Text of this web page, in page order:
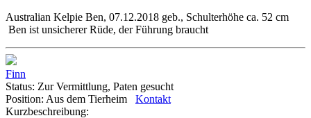
Australian Kelpie Ben, 07.12.2018 geb., Schulterhöhe ca. 52 cm
Ben ist unsicherer Rüde, der Führung braucht
Finn
Status: Zur Vermittlung, Paten gesucht
Position: Aus dem Tierheim
Kontakt
Kurzbeschreibung: